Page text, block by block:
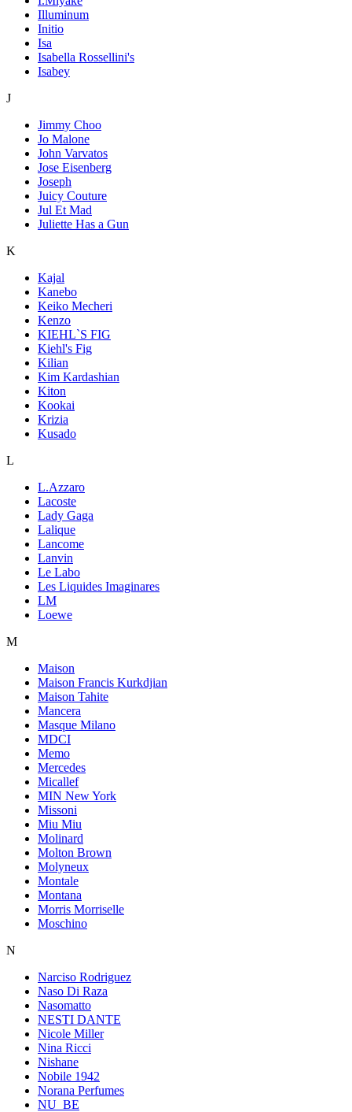
Illuminum
Initio
Isa
Isabella Rossellini's
Isabey
J
Jimmy Choo
Jo Malone
John Varvatos
Jose Eisenberg
Joseph
Juicy Couture
Jul Et Mad
Juliette Has a Gun
K
Kajal
Kanebo
Keiko Mecheri
Kenzo
KIEHL`S FIG
Kiehl's Fig
Kilian
Kim Kardashian
Kiton
Kookai
Krizia
Kusado
L
L.Azzaro
Lacoste
Lady Gaga
Lalique
Lancome
Lanvin
Le Labo
Les Liquides Imaginares
LM
Loewe
M
Maison
Maison Francis Kurkdjian
Maison Tahite
Mancera
Masque Milano
MDCI
Memo
Mercedes
Micallef
MIN New York
Missoni
Miu Miu
Molinard
Molton Brown
Molyneux
Montale
Montana
Morris Morriselle
Moschino
N
Narciso Rodriguez
Naso Di Raza
Nasomatto
NESTI DANTE
Nicole Miller
Nina Ricci
Nishane
Nobile 1942
Norana Perfumes
NU_BE